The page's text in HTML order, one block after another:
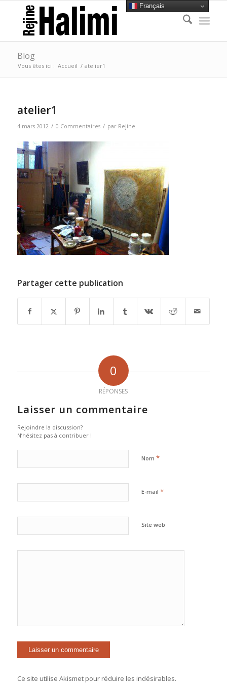
Blog
Vous êtes ici : Accueil / atelier1
atelier1
4 mars 2012 / 0 Commentaires / par Rejine
Partager cette publication
0
RÉPONSES
Laisser un commentaire
Rejoindre la discussion?
N’hésitez pas à contribuer !
Nom *
E-mail *
Site web
Ce site utilise Akismet pour réduire les indésirables.
Français